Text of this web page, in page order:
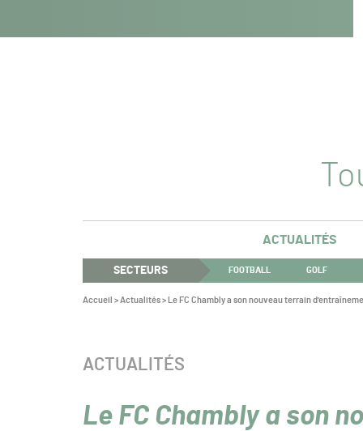
ACTUALITÉS
SECTEURS FOOTBALL GOLF
Vous
Accueil >Actualités> Le FC Chambly a son nouveau terrain
Le FC Chambly a son
CATÉGORIE :
ACTUALITÉS